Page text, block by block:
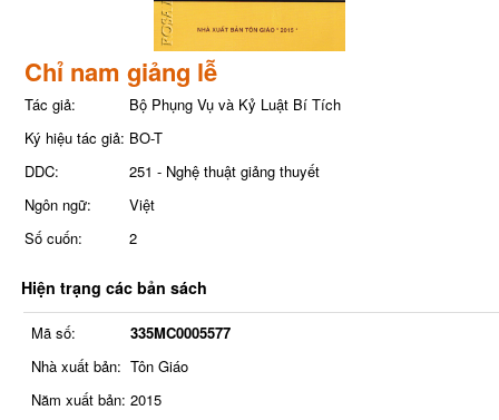
Chỉ nam giảng lễ
Tác giả:
Bộ Phụng Vụ và Kỷ Luật Bí Tích
Ký hiệu tác giả: BO-T
DDC:
251 - Nghệ thuật giảng thuyết
Ngôn ngữ:
Việt
Số cuốn:
2
Hiện trạng các bản sách
Mã số:
335MC0005577
Nhà xuất bản: Tôn Giáo
Năm xuất bản: 2015